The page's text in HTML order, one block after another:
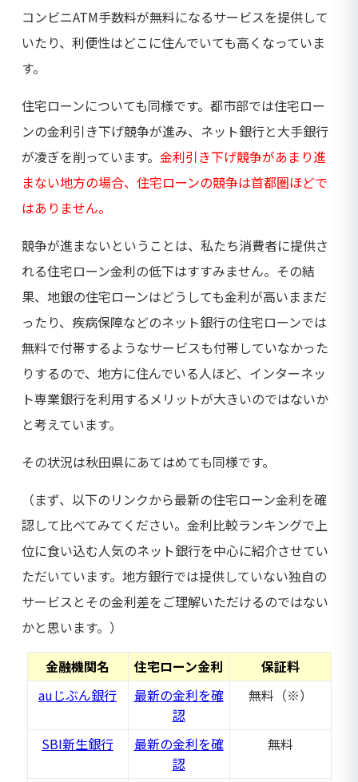
コンビニATM手数料が無料になるサービスを提供して
いたり、利便性はどこに住んでいても高くなっていま
す。
住宅ローンについても同様です。都市部では住宅ロー
ンの金利引き下げ競争が進み、ネット銀行と大手銀行
が凌ぎを削っています。 金利引き下げ競争があまり進
まない地方の場合、住宅ローンの競争は首都圏ほどで
はありません。
競争が進まないということは、私たち消費者に提供さ
れる住宅ローン金利の低下はすすみません。その結
果、地銀の住宅ローンはどうしても金利が高いままだ
ったり、疾病保障などのネット銀行の住宅ローンでは
無料で付帯するようなサービスも付帯していなかった
りするので、地方に住んでいる人ほど、インターネッ
ト専業銀行を利用するメリットが大きいのではないか
と考えています。
その状況は秋田県にあてはめても同様です。
（まず、以下のリンクから最新の住宅ローン金利を確
認して比べてみてください。金利比較ランキングで上
位に食い込む人気のネット銀行を中心に紹介させてい
ただいています。地方銀行では提供していない独自の
サービスとその金利差をご理解いただけるのではない
かと思います。）
金融機関名 住宅ローン金利
保証料
auじぶん銀行
最新の金利を確
認
無料（※）
SBI新生銀行
最新の金利を確
認
無料